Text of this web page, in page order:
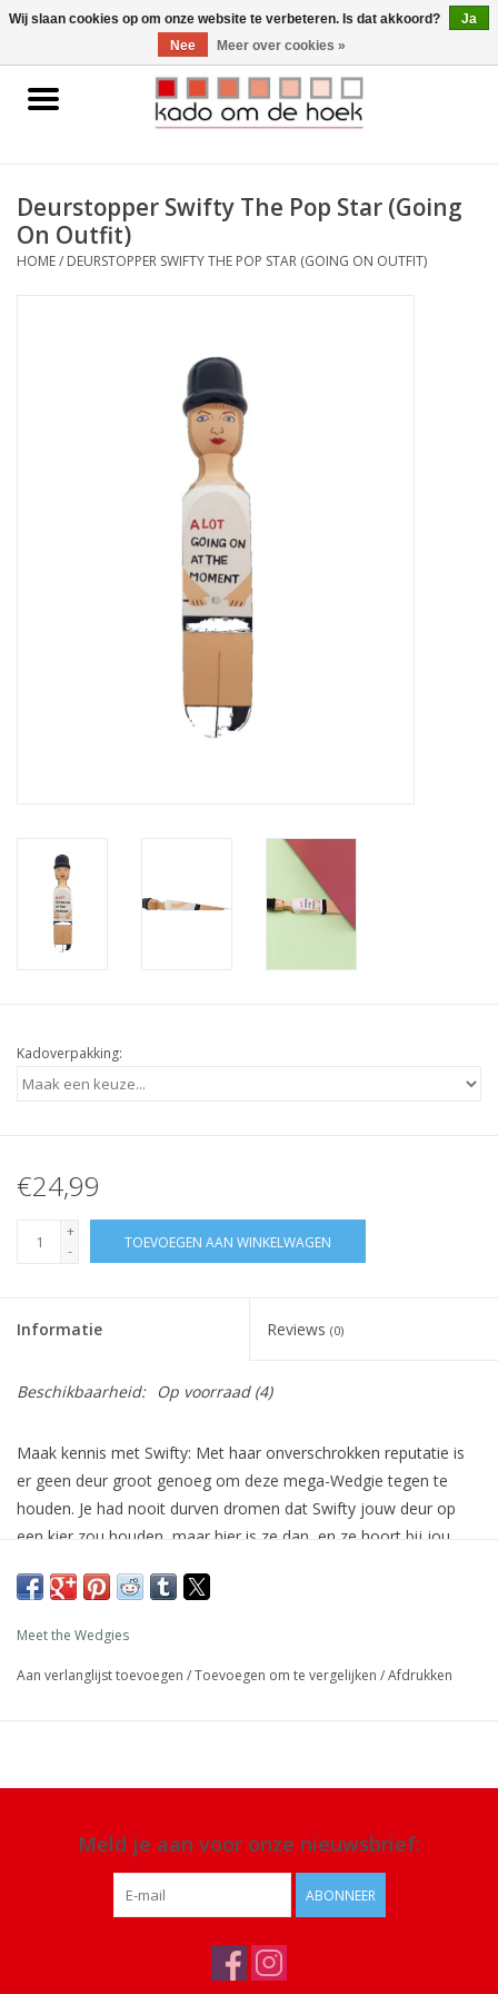
0 Artikelen - €0,00
Home
Gadgets
Deurstopper Swifty The Pop Star (Going
On Outfit)
HOME/ DEURSTOPPER SWIFTY THE POP STAR (GOING ON OUTFIT)
Kadoverpakking:
€24,99
+
-
TOEVOEGEN AAN WINKELWAGEN
Informatie Reviews (0)
Beschikbaarheid: Op voorraad(4)
Maak kennis met Swifty: Met haar onverschrokken reputatie is
er geen deur groot genoeg om deze mega-Wedgie tegen te
houden. Je had nooit durven dromen dat Swifty jouw deur op
een kier zou houden, maar hier is ze dan, en ze hoort bij jou.
Afmeting: variëren van 22-26 x 4 x 3,5 cm
Materiaal: duurzaam Alstonia hout,
geaccrediteerd en gecertificeerd door het Department of Forest
ongelooflijk krasbestendig
Meet the Wedgies
Aan verlanglijst toevoegen /Toevoegen om te vergelijken /Afdrukken
Meld je aan voor onze nieuwsbrief:
ABONNEER
Wij slaan cookies op om onze website te verbeteren. Is dat akkoord?
Ja
Nee
Meer over cookies »